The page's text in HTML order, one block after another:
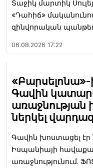
Տաջիկ մարտիկ
«Դահիճ»
զինվորական
06.08.2026 17:22
Գավին
առաջնության
ներկել
Գավին խոստացել էր
Իսպանիայի
առաջնությունում.